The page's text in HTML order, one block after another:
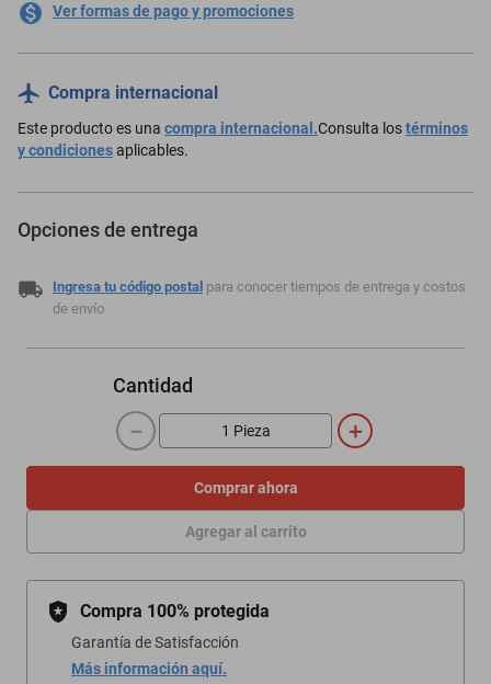
Ver formas de pago y promociones
Compra internacional
Este producto es una compra internacional.Consulta lostérminos
y condicionesaplicables.
Opciones de entrega
Ingresa tu código postal para conocer tiempos de entrega y costos
de envío
Cantidad
＋
－
Comprar ahora
Agregar al carrito
Compra 100% protegida
Garantía de Satisfacción
Más información aquí.